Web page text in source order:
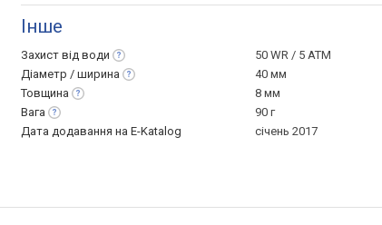
Інше
Захист від води
50 WR / 5 ATM
Діаметр / ширина
40 мм
Товщина
8 мм
Вага
90 г
Дата додавання на E-Katalog
січень 2017